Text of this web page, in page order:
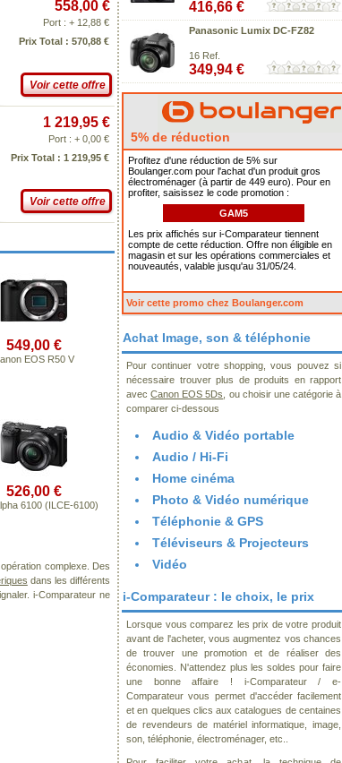
558,00 €
Port : + 12,88 €
Prix Total : 570,88 €
Voir cette offre
1 219,95 €
Port : + 0,00 €
Prix Total : 1 219,95 €
Voir cette offre
549,00 €
EOS R50 V
526,00 €
6100 (ILCE-6100)
complexe. Des
dans les différents
i-Comparateur ne
416,66 €
Panasonic Lumix DC-FZ82
16 Ref.
349,94 €
5% de réduction
Profitez d'une réduction de 5% sur
Boulanger.com pour l'achat d'un produit gros
électroménager (à partir de 449 euro). Pour en
profiter, saisissez le code promotion :
GAM5
Les prix affichés sur i-Comparateur tiennent
compte de cette réduction. Offre non éligible en
magasin et sur les opérations commerciales et
nouveautés, valable jusqu'au 31/05/24.
Voir cette promo chez Boulanger.com
Achat Image, son & téléphonie
Pour continuer votre shopping, vous pouvez si
nécessaire trouver plus de produits en rapport
avecCanon EOS 5Ds
, ou choisir une catégorie à
comparer ci-dessous
Audio & Vidéo portable
Audio / Hi-Fi
Home cinéma
Photo & Vidéo numérique
Téléphonie & GPS
Téléviseurs & Projecteurs
Vidéo
i-Comparateur : le choix, le prix
Lorsque vous comparez les prix de votre produit
avant de l'acheter, vous augmentez vos chances
de trouver une promotion et de réaliser des
économies. N'attendez plus les soldes pour faire
une bonne affaire ! i-Comparateur / e-
Comparateur vous permet d'accéder facilement
et en quelques clics aux catalogues de centaines
de revendeurs de matériel informatique, image,
son, téléphonie, électroménager, etc..